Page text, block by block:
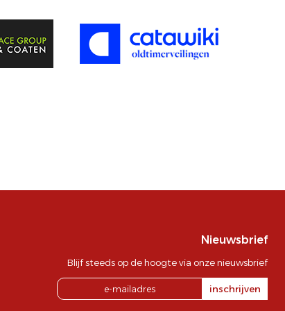
Nieuwsbrief
Blijf steeds op de hoogte via onze nieuwsbrief
inschrijven